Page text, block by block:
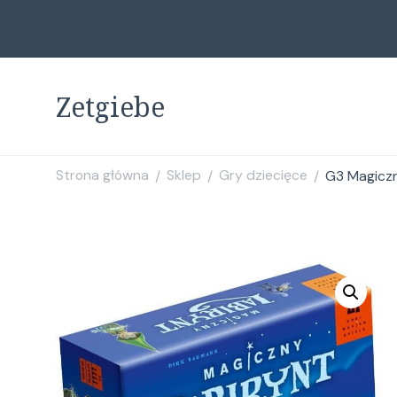
Zetgiebe
Strona główna / Sklep / Gry dziecięce / G3